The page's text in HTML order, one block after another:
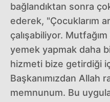
bağlandıktan sonra
ederek, "Çocuklarım
çalışabiliyor. Mutfağım
yemek yapmak daha
hizmeti bize getirdiği
Başkanımızdan Allah
memnunum. Bu